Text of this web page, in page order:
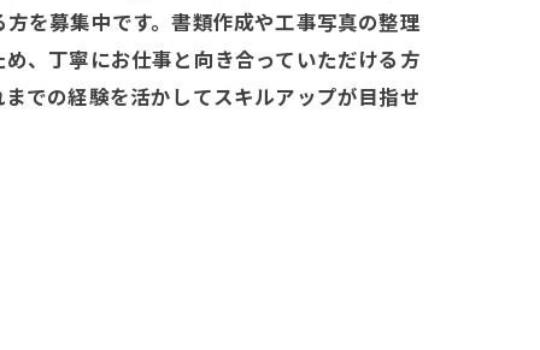
を募集中です。書類作成や工事写真の整理
、丁寧にお仕事と向き合っていただける方
での経験を活かしてスキルアップが目指せ